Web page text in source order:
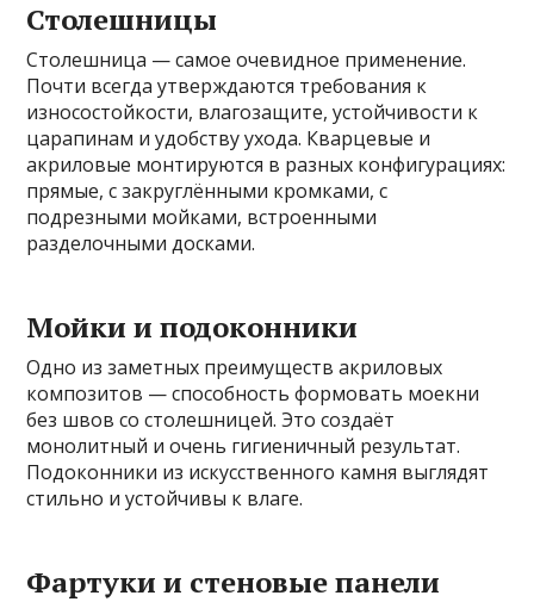
Столешницы
Столешница — самое очевидное применение.
Почти всегда утверждаются требования к
износостойкости, влагозащите, устойчивости к
царапинам и удобству ухода. Кварцевые и
акриловые монтируются в разных конфигурациях:
прямые, с закруглёнными кромками, с
подрезными мойками, встроенными
разделочными досками.
Мойки и подоконники
Одно из заметных преимуществ акриловых
композитов — способность формовать моекни
без швов со столешницей. Это создаёт
монолитный и очень гигиеничный результат.
Подоконники из искусственного камня выглядят
стильно и устойчивы к влаге.
Фартуки и стеновые панели